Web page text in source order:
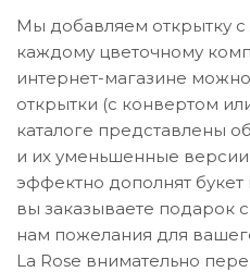
Мы добавляем открытку с
каждому цветочному
интернет-магазине
открытки (с конвертом
каталоге представлены
и их уменьшенные
эффектно дополнят
вы заказываете подарок
нам пожелания для
La Rose внимательно